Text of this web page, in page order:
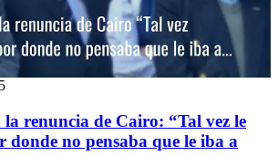
renuncia de Cairo: “Tal vez le
donde no pensaba que le iba a